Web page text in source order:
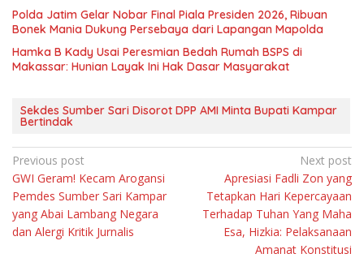
Polda Jatim Gelar Nobar Final Piala Presiden 2026, Ribuan
Bonek Mania Dukung Persebaya dari Lapangan Mapolda
Hamka B Kady Usai Peresmian Bedah Rumah BSPS di
Makassar: Hunian Layak Ini Hak Dasar Masyarakat
Sekdes Sumber Sari Disorot DPP AMI Minta Bupati Kampar
Bertindak
Navigasi
pos
Previous post
GWI Geram! Kecam Arogansi
Pemdes Sumber Sari Kampar
yang Abai Lambang Negara
dan Alergi Kritik Jurnalis
Next post
Apresiasi Fadli Zon yang
Tetapkan Hari Kepercayaan
Terhadap Tuhan Yang Maha
Esa, Hizkia: Pelaksanaan
Amanat Konstitusi